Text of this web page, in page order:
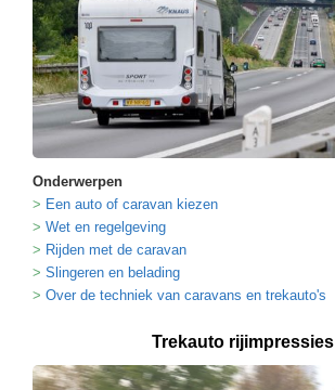
Onderwerpen
Een auto of caravan kiezen
Wet en regelgeving
Rijden met de caravan
Slingeren en belading
Over de techniek van caravans en trekauto's
Trekauto rijimpressies